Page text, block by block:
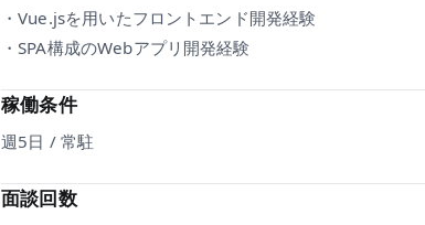
・Vue.jsを用いたフロントエンド開発経験
・SPA構成のWebアプリ開発経験
稼働条件
週5日 / 常駐
面談回数